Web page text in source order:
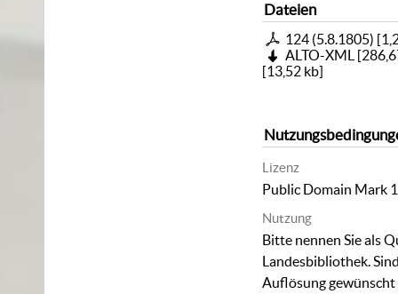
Dateien
124 (5.8.1805) [
ALTO-XML [
[13,52 kb]
Lizenz
Public Domain Mark
Nutzung
Bitte nennen Sie als
Landesbibliothek.
Auflösung